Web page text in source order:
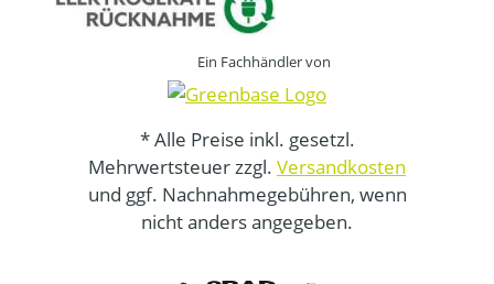
Ein Fachhändler von
* Alle Preise inkl. gesetzl.
Mehrwertsteuer zzgl. Versandkosten
und ggf. Nachnahmegebühren, wenn
nicht anders angegeben.